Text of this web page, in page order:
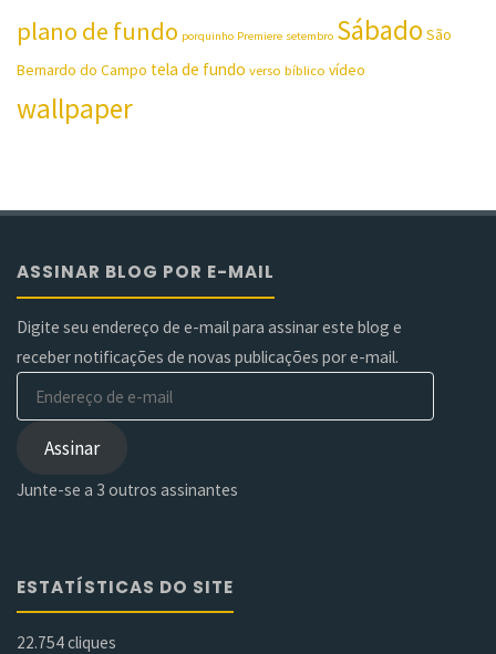
plano de fundo porquinho Premiere setembro Sábado São
Bernardo do Campo tela de fundo verso bíblico vídeo
wallpaper
ASSINAR BLOG POR E-MAIL
Digite seu endereço de e-mail para assinar este blog e
receber notificações de novas publicações por e-mail.
Endereço
de
Assinar
Junte-se a 3 outros assinantes
ESTATÍSTICAS DO SITE
22.754 cliques